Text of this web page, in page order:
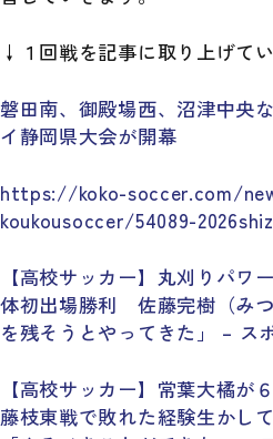
↓１回戦を記事に取り上げて
磐田南、御殿場西、沼津中央
イ静岡県大会が開幕
https://koko-soccer.com/
koukousoccer/54089-
【高校サッカー】丸刈りパワ
体初出場勝利 佐藤完樹（み
を残そうとやってきた」 – ス
【高校サッカー】常葉大橘が
藤枝東戦で敗れた経験生かし